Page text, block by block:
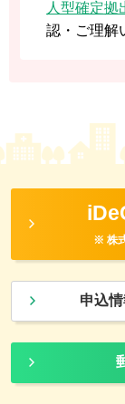
人型確定拠
認・ご理解
※ 株
申込